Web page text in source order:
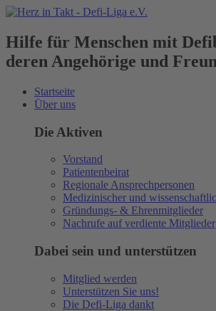
Hilfe für Menschen mit
deren Angehörige und
Startseite
Über uns
Die Aktiven
Vorstand
Patientenbeirat
Regionale Ansprechpersonen
Medizinischer und
Gründungs- & Ehrenmitglieder
Nachrufe auf verdiente Mitglieder
Dabei sein und unterstützen
Mitglied werden
Unterstützen Sie uns!
Die Defi-Liga dankt